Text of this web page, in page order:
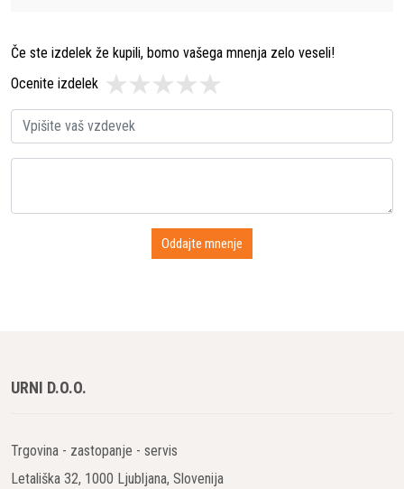
Če ste izdelek že kupili, bomo vašega mnenja zelo veseli!
Ocenite izdelek
URNI D.O.O.
Trgovina - zastopanje - servis
Letališka 32, 1000 Ljubljana, Slovenija